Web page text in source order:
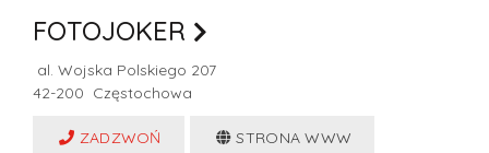
FOTOJOKER
al. Wojska Polskiego 207
42-200 Częstochowa
ZADZWOŃ STRONA WWW